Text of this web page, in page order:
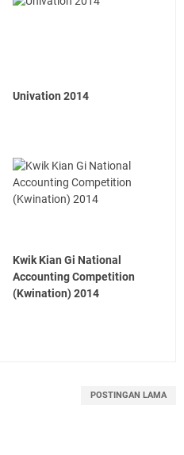
Univation 2014
Kwik Kian Gi National
Accounting Competition
(Kwination) 2014
POSTINGAN LAMA